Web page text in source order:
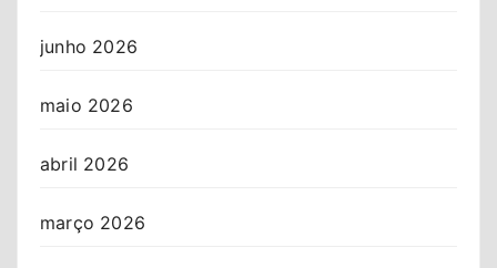
junho 2026
maio 2026
abril 2026
março 2026